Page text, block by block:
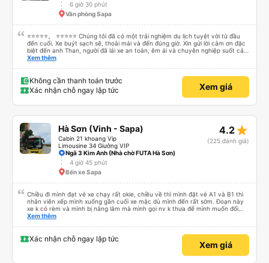
6 giờ 30 phút
Văn phòng Sapa
⭐⭐⭐⭐⭐。 ⭐⭐⭐⭐⭐ Chúng tôi đã có một trải nghiệm du lịch tuyệt vời từ đầu
đến cuối. Xe buýt sạch sẽ, thoải mái và đến đúng giờ. Xin gửi lời cảm ơn đặc
biệt đến anh Than, người đã lái xe an toàn, êm ái và chuyên nghiệp suốt cả
hành trình. Sự cẩn thận của anh ấy khiến chúng tôi cảm thấy thoải mái và
và luôn nhanh chóng trả lời các câu hỏi của chúng tôi. Mọi thứ đều được tổ
chức tốt, khiến chuyến đi của chúng tôi suôn sẻ, thú vị và hoàn toàn không
căng thẳng. Chúng tôi thực sự đánh giá cao dịch vụ tuyệt vời và rất khuyến
nghiệm tuyệt vời!
Xem thêm
Không cần thanh toán trước
Xác nhận chỗ ngay lập tức
Xem giá
Hà Sơn (Vinh - Sapa)
Cabin 21 khoang Vip
Limousine 34 Giường VIP
4.2 star_rate
(225 đánh giá)
Ngã 3 Kim Anh (Nhà chờ FUTA Hà Sơn)
4 giờ 45 phút
Bến xe Sapa
Chiều đi mình đạt vé xe chạy rất okie, chiều về thì mình đặt vé A1 và B1 thì
nhân viên xếp mình xuống gần cuối xe mặc dù mình đến rất sớm. Đoạn này
xe k có rèm và mình bị nắng lắm mà mình gọi nv k thưa để mình muốn đổi
chỗ. Đến Hà Nội mình chuyển sang xe khác cũng của hãng này đi rất thích,
Xem thêm
Xác nhận chỗ ngay lập tức
Xem giá